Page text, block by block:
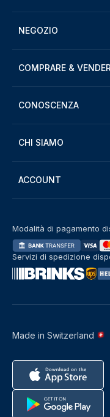
NEGOZIO
COMPRARE &
CONOSCENZA
CHI SIAMO
ACCOUNT
Made in Switzerland
Modalità di pagamento
Servizi di spedizione